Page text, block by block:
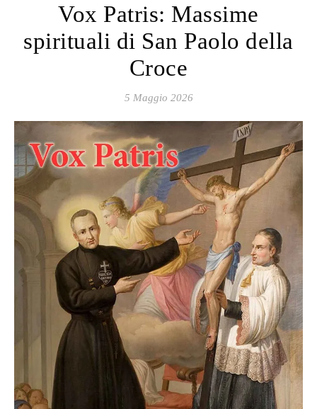
Vox Patris: Massime
spirituali di San Paolo della
Croce
5 Maggio 2026